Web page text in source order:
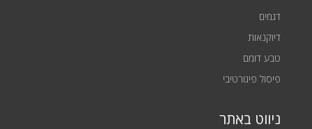
דגמים
דיוקנאות
טבע דומם
פיסול פיגורטיבי
ניווט באתר